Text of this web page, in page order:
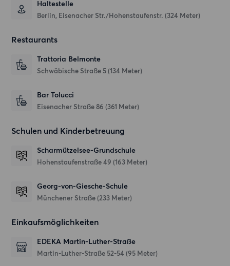
Haltestelle
Berlin, Eisenacher Str./Hohenstaufenstr. (324 Meter)
Restaurants
Trattoria Belmonte
Schwäbische Straße 5 (134 Meter)
Bar Tolucci
Eisenacher Straße 86 (361 Meter)
Schulen und Kinderbetreuung
Scharmützelsee-Grundschule
Hohenstaufenstraße 49 (163 Meter)
Georg-von-Giesche-Schule
Münchener Straße (233 Meter)
Einkaufsmöglichkeiten
EDEKA Martin-Luther-Straße
Martin-Luther-Straße 52-54 (95 Meter)